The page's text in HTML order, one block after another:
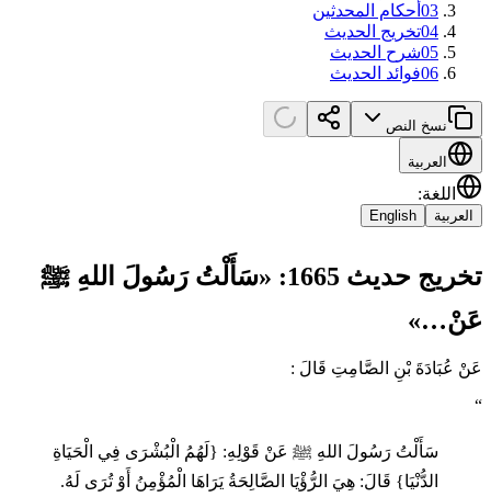
03 أحكام المحدثين
04تخريج الحديث
05شرح الحديث
06فوائد الحديث
نسخ النص
العربية
اللغة:
العربية English
تخريج حديث 1665: «سَأَلْتُ رَسُولَ اللهِ ﷺ
عَنْ…»
عَنْ عُبَادَةَ بْنِ الصَّامِتِ قَالَ :
“
سَأَلْتُ رَسُولَ اللهِ ﷺ عَنْ قَوْلِهِ: {لَهُمُ الْبُشْرَى فِي الْحَيَاةِ
الدُّنْيَا} قَالَ: هِيَ الرُّؤْيَا الصَّالِحَةُ يَرَاهَا الْمُؤْمِنُ أَوْ تُرَى لَهُ.